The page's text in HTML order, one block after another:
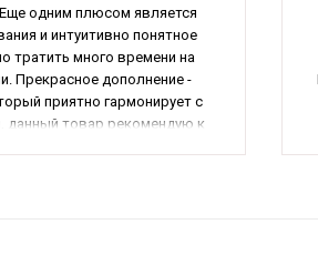
одним плюсом является
и интуитивно понятное
тратить много времени на
Прекрасное дополнение -
приятно гармонирует с
данный товар рекомендую к